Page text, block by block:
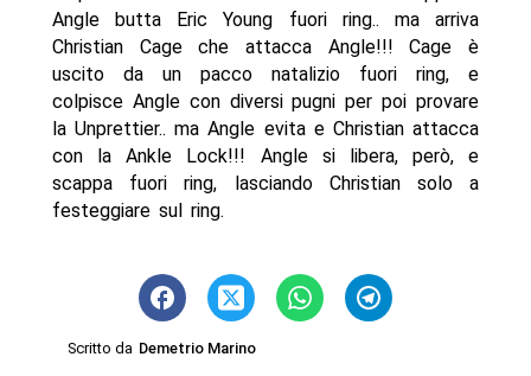
Angle butta Eric Young fuori ring.. ma arriva
Christian Cage che attacca Angle!!! Cage è
uscito da un pacco natalizio fuori ring, e
colpisce Angle con diversi pugni per poi provare
la Unprettier.. ma Angle evita e Christian attacca
con la Ankle Lock!!! Angle si libera, però, e
scappa fuori ring, lasciando Christian solo a
festeggiare sul ring.
Scritto da Demetrio Marino